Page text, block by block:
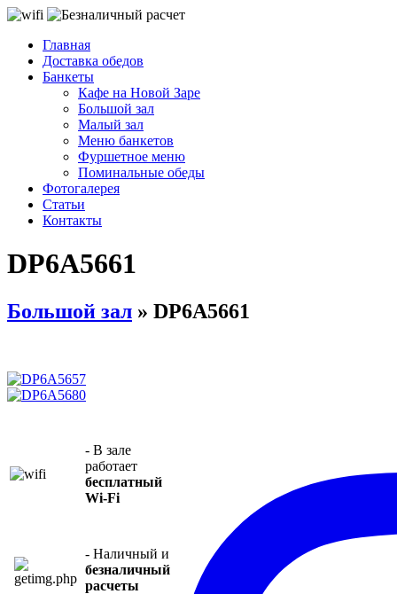
Главная
Доставка обедов
Банкеты
Кафе на Новой Заре
Большой зал
Малый зал
Меню банкетов
Фуршетное меню
Поминальные обеды
Фотогалерея
Статьи
Контакты
DP6A5661
Большой зал » DP6A5661
- В зале
работает
бесплатный
Wi-Fi
- Наличный и
безналичный
расчеты